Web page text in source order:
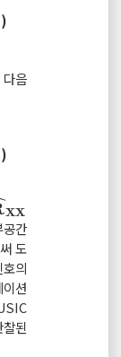
다음
XX
XX
간
도
의
션
된